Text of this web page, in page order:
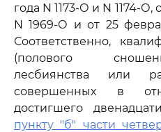
года N 1173-О и N 1174-О,
N 1969-О и от 25
Соответственно,
(полового
лесбиянства или
совершенных в
достигшего
пункту "б" части